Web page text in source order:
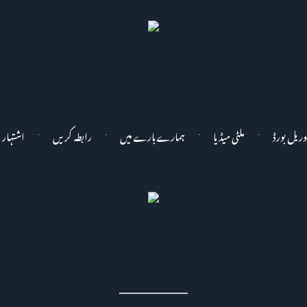
بورڈ ملٹی میڈیا ہمارے بارے میں رابطہ کریں